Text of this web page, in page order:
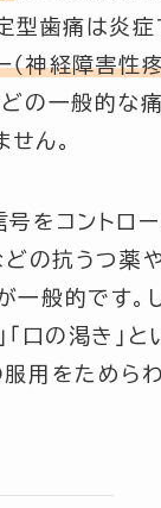
型歯痛は炎
神経障害性疼
どの一般的な
ん。
号をコントロ
どの抗うつ薬
般的です。し
「口の渇き」
服用をためら